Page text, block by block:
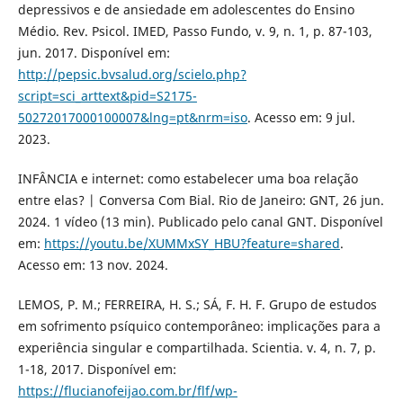
depressivos e de ansiedade em adolescentes do Ensino
Médio. Rev. Psicol. IMED, Passo Fundo, v. 9, n. 1, p. 87-103,
jun. 2017. Disponível em:
http://pepsic.bvsalud.org/scielo.php?
script=sci_arttext&pid=S2175-
50272017000100007&lng=pt&nrm=iso. Acesso em: 9 jul.
2023.
INFÂNCIA e internet: como estabelecer uma boa relação
entre elas? | Conversa Com Bial. Rio de Janeiro: GNT, 26 jun.
2024. 1 vídeo (13 min). Publicado pelo canal GNT. Disponível
em: https://youtu.be/XUMMxSY_HBU?feature=shared.
Acesso em: 13 nov. 2024.
LEMOS, P. M.; FERREIRA, H. S.; SÁ, F. H. F. Grupo de estudos
em sofrimento psíquico contemporâneo: implicações para a
experiência singular e compartilhada. Scientia. v. 4, n. 7, p.
1-18, 2017. Disponível em:
https://flucianofeijao.com.br/flf/wp-